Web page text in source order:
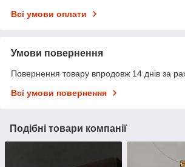
Всі умови оплати
Умови повернення
Повернення товару впродовж 14 днів за
Всі умови повернення
Подібні товари компанії